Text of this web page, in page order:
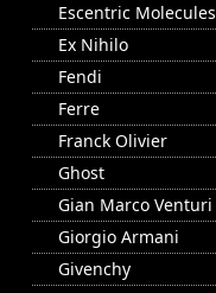
Escentric Molecules
Ex Nihilo
Fendi
Ferre
Franck Olivier
Ghost
Gian Marco Venturi
Giorgio Armani
Givenchy